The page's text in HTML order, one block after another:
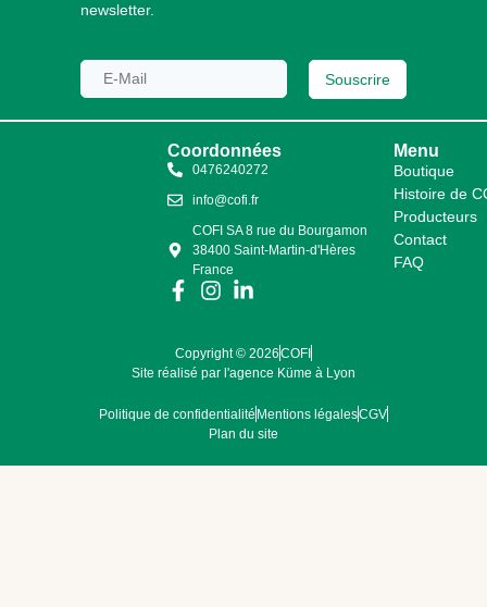
newsletter.
Souscrire
Coordonnées
0476240272
info@cofi.fr
COFI SA 8 rue du Bourgamon
38400 Saint-Martin-d'Hères
France
Menu
Boutique
Histoire de
Producteurs
Contact
FAQ
Copyright © 2026COFI
Site réalisé par l'agence Küme à Lyon
Politique de confidentialité Mentions légalesCGV
Plan du site